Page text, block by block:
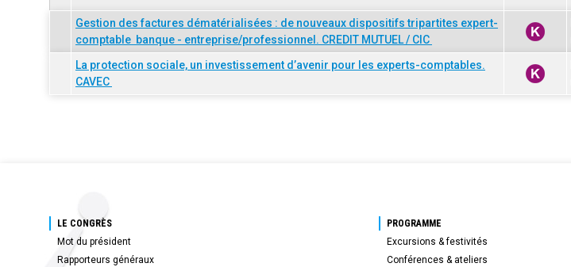
Gestion des factures dématérialisées : de nouveaux dispositifs tripartites expert-
comptable  banque - entreprise/professionnel. CREDIT MUTUEL / CIC
La protection sociale, un investissement d’avenir pour les experts-comptables.
CAVEC
LE CONGRÈS
Mot du président
Rapporteurs généraux
PROGRAMME
Excursions & festivités
Conférences & ateliers